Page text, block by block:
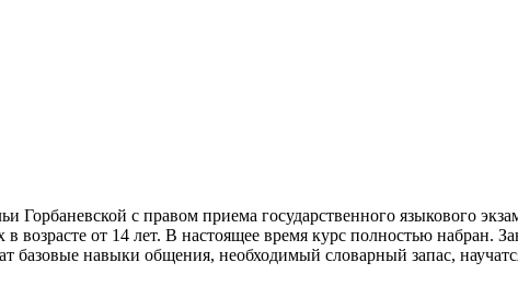
Горбаневской с правом приема государственного языкового
возрасте от 14 лет. В настоящее время курс полностью набран.
базовые навыки общения, необходимый словарный запас,